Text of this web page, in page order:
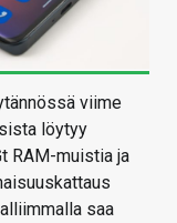
viime
löytyy
RAM-muistia ja
saa